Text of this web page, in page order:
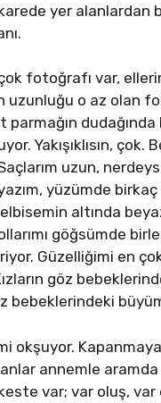
yer alanlardan
fotoğrafı var,
uzunluğu o az olan
parmağın dudağında
Yakışıklısın, çok.
uzun,
yüzümde
altında
göğsümde
Güzelliğimi en
göz
bebeklerindeki
okşuyor.
annemle aramda
var; var oluş,